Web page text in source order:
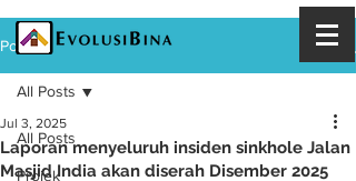
Post
All Posts
Projek
All Posts
Laporan menyeluruh insiden sinkhole Jalan
Masjid India akan diserah Disember 2025
Jul 3, 2025